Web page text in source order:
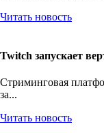
Читать новость
Twitch запускает
Стриминговая
за...
Читать новость